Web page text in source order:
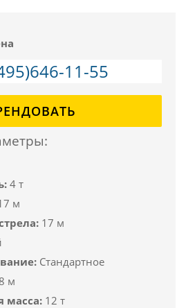
11-55
4 т
м
17 м
Стандартное
м
масса: 12 т